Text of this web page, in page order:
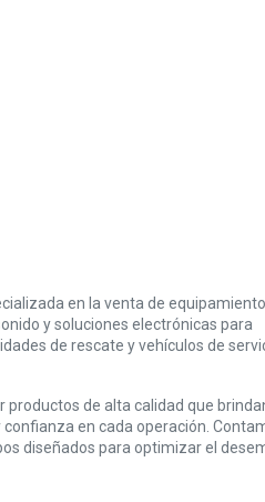
en la venta de
y soluciones electrónicas para
de rescate y vehículos de
productos de alta calidad que
en cada operación.
diseñados para optimizar el